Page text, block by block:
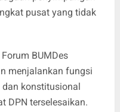
pusat yang tidak
BUMDes
menjalankan fungsi
konstitusional
DPN terselesaikan.